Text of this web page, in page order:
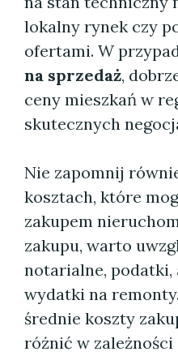
lokalny rynek czy
ofertami. W
na sprzedaż,
ceny mieszkań w
skutecznych
Nie zapomnij
kosztach, które
zakupem
zakupu, warto
notarialne, podatki,
wydatki na
średnie koszty
różnić w